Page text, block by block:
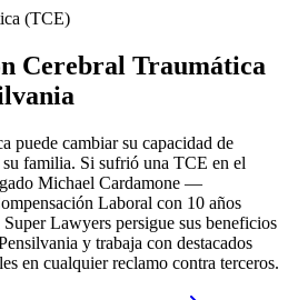
(TCE)
Cerebral Traumática
puede cambiar su capacidad de
su familia. Si sufrió una TCE en el
Michael Cardamone —
Laboral con 10 años
Lawyers persigue sus beneficios
y trabaja con destacados
en cualquier reclamo contra terceros.